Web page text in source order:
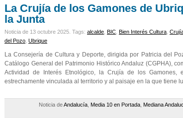
La Crujía de los Gamones de
la Junta
Noticia de 13 octubre 2025. Tags: alcalde BIC Bien Interés Cultura
del Pozo Ubrique
La Consejería de Cultura y Deporte, dirigida por Patricia del
Catálogo General del Patrimonio Histórico Andaluz (CGPHA),
Actividad de Interés Etnológico, la Crujía de los
estrechamente vinculada al territorio y al paisaje en la que tiene
Noticia deAndalucía Media 10 en Portada Mediana